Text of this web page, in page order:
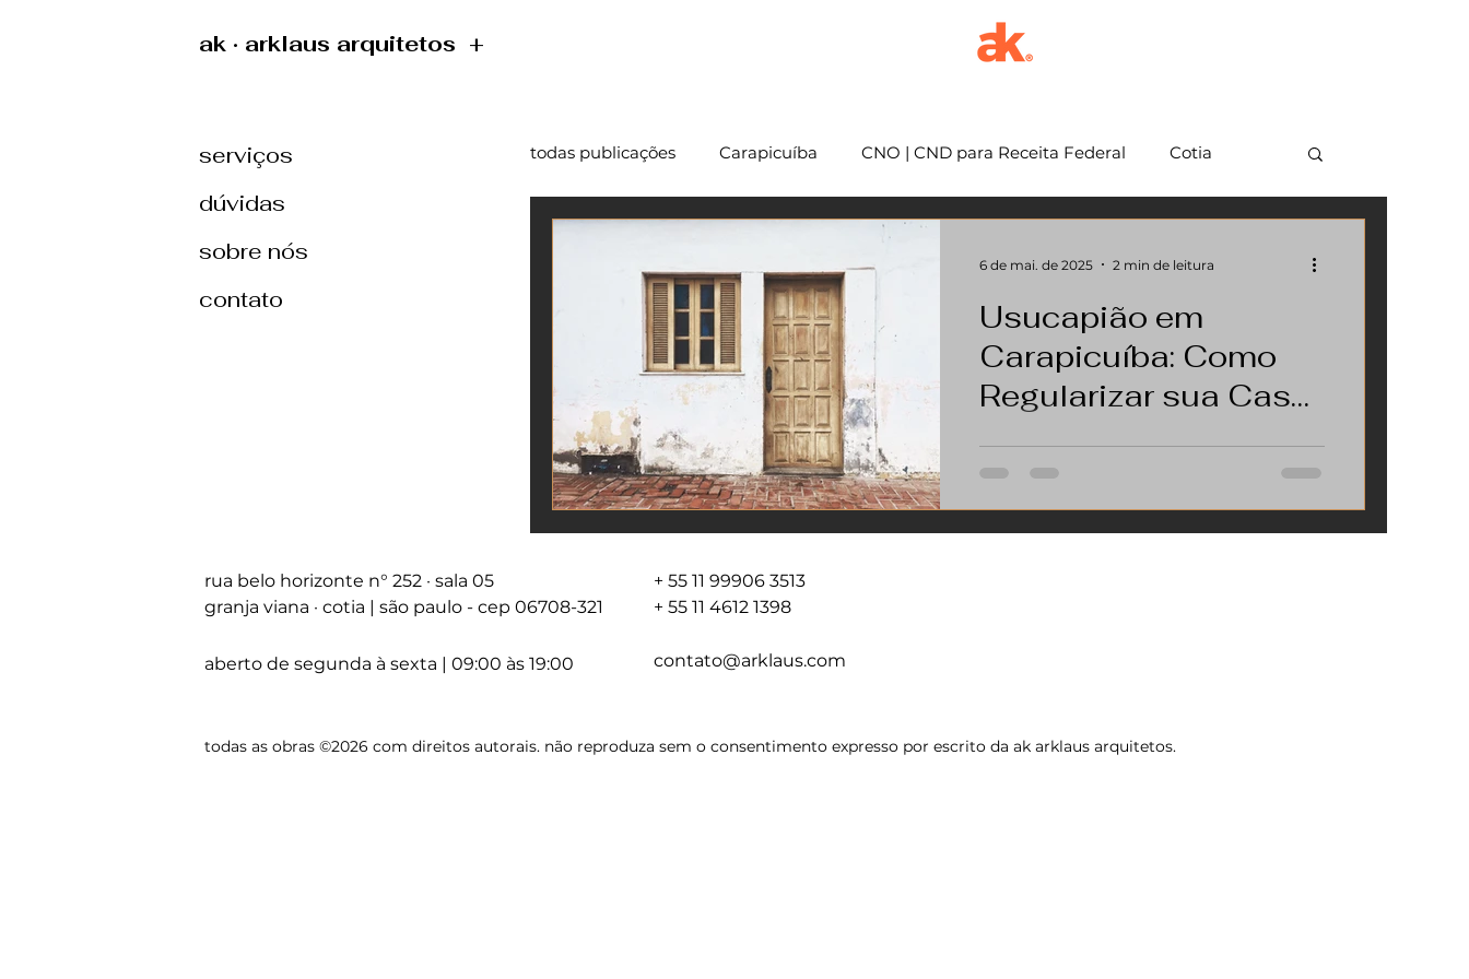
ak · arklaus arquitetos +
todas publicações Carapicuíba CNO | CND para Receita Federal Cotia
Usucapião
Mentoria Embu das Artes
Usucapião em
Carapicuíba: Como
Regularizar sua Casa
Jurídica Ainda em
2025
Se você tem um imóvel em
Carapicuíba e deseja garantir a
6 de mai. de 2025 2 min de leitura
serviços
dúvidas
sobre nós
contato
rua belo horizonte n° 252 · sala 05
granja viana · cotia | são paulo - cep 06708-321
+ 55 11 99906 3513
+ 55 11 4612 1398
aberto de segunda à sexta | 09:00 às 19:00 contato@arklaus.com
todas as obras ©2026 com direitos autorais. não reproduza sem o consentimento expresso por escrito da ak arklaus arquitetos.